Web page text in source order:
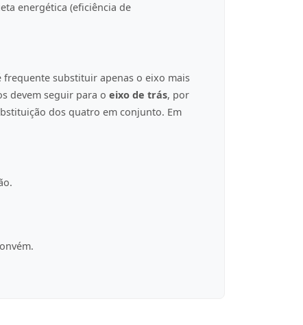
energética (eficiência de
frequente substituir apenas o eixo mais
devem seguir para o eixo de trás, por
dos quatro em conjunto. Em